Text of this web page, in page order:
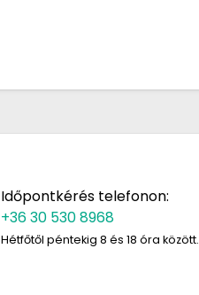
Időpontkérés telefonon:
+36 30 530 8968
Hétfőtől péntekig 8 és 18 óra között.